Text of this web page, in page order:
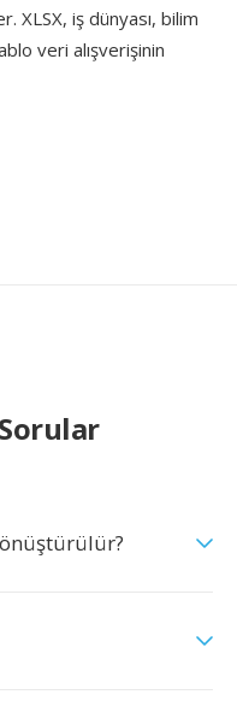
XLSX, iş dünyası, bilim
veri alışverişinin